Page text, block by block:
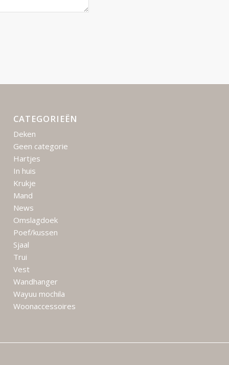
CATEGORIEËN
Deken
Geen categorie
Hartjes
In huis
Krukje
Mand
News
Omslagdoek
Poef/kussen
Sjaal
Trui
Vest
Wandhanger
Wayuu mochila
Woonaccessoires